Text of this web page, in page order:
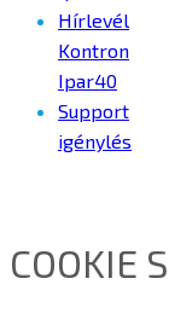
Hírlevél
Kontron
Ipar40
Support
igénylés
COOKIE